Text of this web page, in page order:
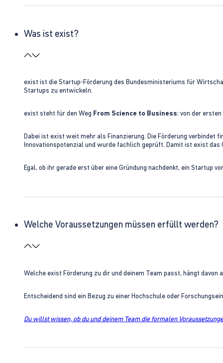
Was ist exist?
exist ist die Startup-Förderung des Bundesministeriums für
Startups zu entwickeln.
exist steht für den Weg From Science to Business: von der
Dabei ist exist weit mehr als Finanzierung. Die Förderung verbindet
Innovationspotenzial und wurde fachlich geprüft. Damit ist exist
Egal, ob ihr gerade erst über eine Gründung nachdenkt, ein Startup
Welche Voraussetzungen müssen erfüllt werden?
Welche exist Förderung zu dir und deinem Team passt, hängt
Entscheidend sind ein Bezug zu einer Hochschule oder
Du willst wissen, ob du und deinem Team die formalen